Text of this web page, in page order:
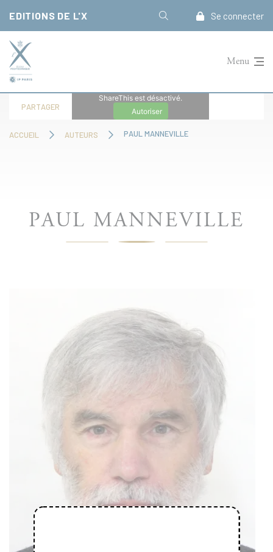
EDITIONS DE L'X Se connecter
Menu
ACCUEIL AUTEURS PAUL MANNEVILLE
PARTAGER
ShareThis est désactivé.
Autoriser
PAUL MANNEVILLE